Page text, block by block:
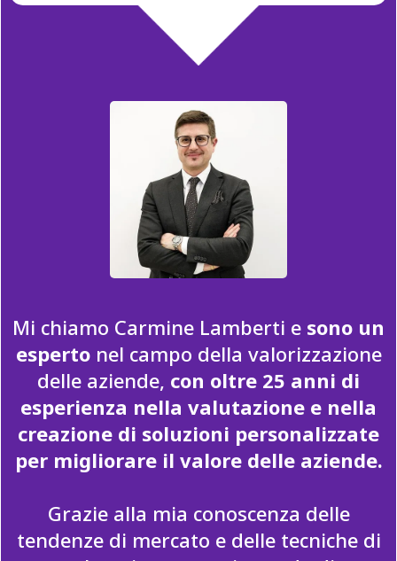
Mi chiamo Carmine Lamberti e sono un
esperto nel campo della valorizzazione
delle aziende, con oltre 25 anni di
esperienza nella valutazione e nella
creazione di soluzioni personalizzate
per migliorare il valore delle aziende.
Grazie alla mia conoscenza delle
tendenze di mercato e delle tecniche di